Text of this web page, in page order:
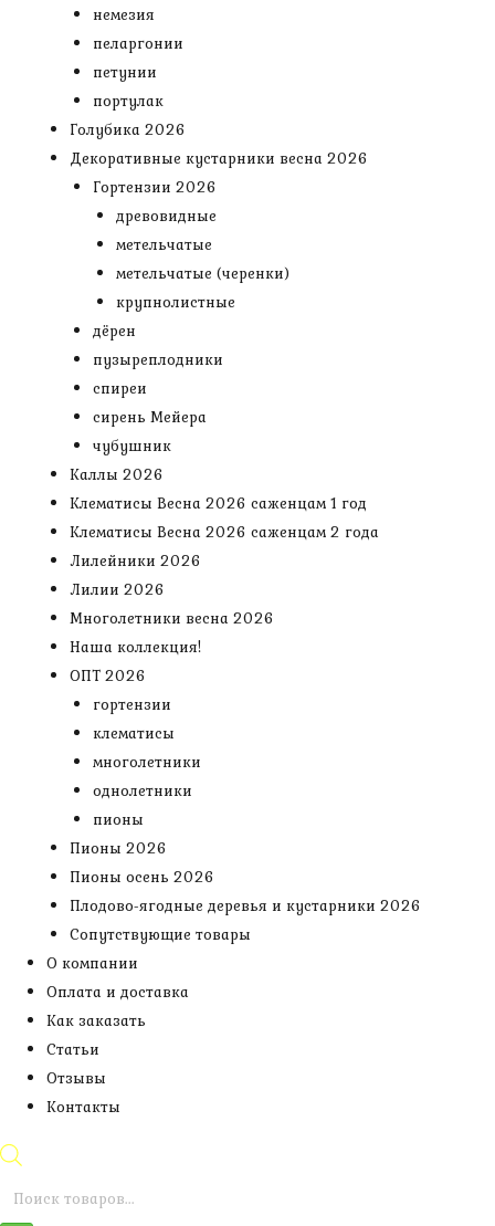
немезия
пеларгонии
петунии
портулак
Голубика 2026
Декоративные кустарники весна 2026
Гортензии 2026
древовидные
метельчатые
метельчатые (черенки)
крупнолистные
дёрен
пузыреплодники
спиреи
сирень Мейера
чубушник
Каллы 2026
Клематисы Весна 2026 саженцам 1 год
Клематисы Весна 2026 саженцам 2 года
Лилейники 2026
Лилии 2026
Многолетники весна 2026
Наша коллекция!
ОПТ 2026
гортензии
клематисы
многолетники
однолетники
пионы
Пионы 2026
Пионы осень 2026
Плодово-ягодные деревья и кустарники 2026
Сопутствующие товары
О компании
Оплата и доставка
Как заказать
Статьи
Отзывы
Контакты
Поиск